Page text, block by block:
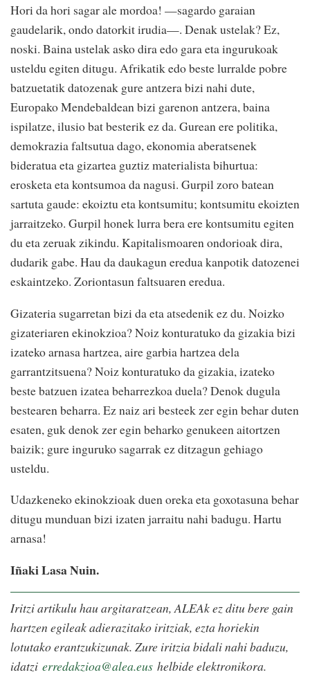
Hori da hori sagar ale mordoa! —sagardo garaian
gaudelarik, ondo datorkit irudia—. Denak ustelak? Ez,
noski. Baina ustelak asko dira edo gara eta ingurukoak
usteldu egiten ditugu. Afrikatik edo beste lurralde pobre
batzuetatik datozenak gure antzera bizi nahi dute,
Europako Mendebaldean bizi garenon antzera, baina
ispilatze, ilusio bat besterik ez da. Gurean ere politika,
demokrazia faltsutua dago, ekonomia aberatsenek
bideratua eta gizartea guztiz materialista bihurtua:
erosketa eta kontsumoa da nagusi. Gurpil zoro batean
sartuta gaude: ekoiztu eta kontsumitu; kontsumitu ekoizten
jarraitzeko. Gurpil honek lurra bera ere kontsumitu egiten
du eta zeruak zikindu. Kapitalismoaren ondorioak dira,
dudarik gabe. Hau da daukagun eredua kanpotik datozenei
eskaintzeko. Zoriontasun faltsuaren eredua.
Gizateria sugarretan bizi da eta atsedenik ez du. Noizko
gizateriaren ekinokzioa? Noiz konturatuko da gizakia bizi
izateko arnasa hartzea, aire garbia hartzea dela
garrantzitsuena? Noiz konturatuko da gizakia, izateko
beste batzuen izatea beharrezkoa duela? Denok dugula
bestearen beharra. Ez naiz ari besteek zer egin behar duten
esaten, guk denok zer egin beharko genukeen aitortzen
baizik; gure inguruko sagarrak ez ditzagun gehiago
usteldu.
Udazkeneko ekinokzioak duen oreka eta goxotasuna behar
ditugu munduan bizi izaten jarraitu nahi badugu. Hartu
arnasa!
Iñaki Lasa Nuin.
Iritzi artikulu hau argitaratzean, ALEAk ez ditu bere gain
hartzen egileak adierazitako iritziak, ezta horiekin
lotutako erantzukizunak. Zure iritzia bidali nahi baduzu,
idatzi erredakzioa@alea.eus helbide elektronikora.